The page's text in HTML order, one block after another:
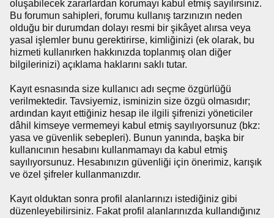
oluşabilecek zararlardan korumayı kabul etmiş sayılırsınız.
Bu forumun sahipleri, forumu kullanış tarzınızın neden
olduğu bir durumdan dolayı resmi bir şikâyet alırsa veya
yasal işlemler bunu gerektirirse, kimliğinizi (ek olarak, bu
hizmeti kullanırken hakkınızda toplanmış olan diğer
bilgilerinizi) açıklama haklarını saklı tutar.
Kayıt esnasında size kullanıcı adı seçme özgürlüğü
verilmektedir. Tavsiyemiz, isminizin size özgü olmasıdır;
ardından kayıt ettiğiniz hesap ile ilgili şifrenizi yöneticiler
dâhil kimseye vermemeyi kabul etmiş sayılıyorsunuz (bkz:
yasa ve güvenlik sebepleri). Bunun yanında, başka bir
kullanıcının hesabını kullanmamayı da kabul etmiş
sayılıyorsunuz. Hesabınızın güvenliği için önerimiz, karışık
ve özel şifreler kullanmanızdır.
Kayıt olduktan sonra profil alanlarınızı istediğiniz gibi
düzenleyebilirsiniz. Fakat profil alanlarınızda kullandığınız